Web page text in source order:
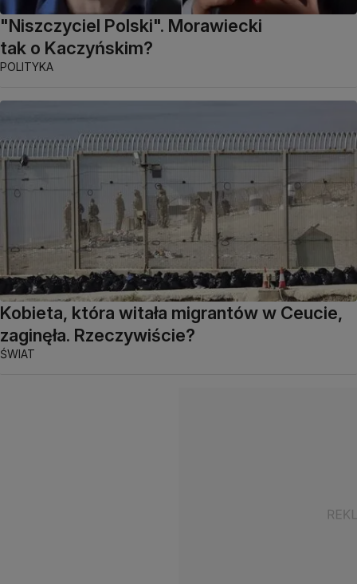
"Niszczyciel Polski". Morawiecki
tak o Kaczyńskim?
POLITYKA
Kobieta, która witała migrantów w Ceucie,
zaginęła. Rzeczywiście?
ŚWIAT